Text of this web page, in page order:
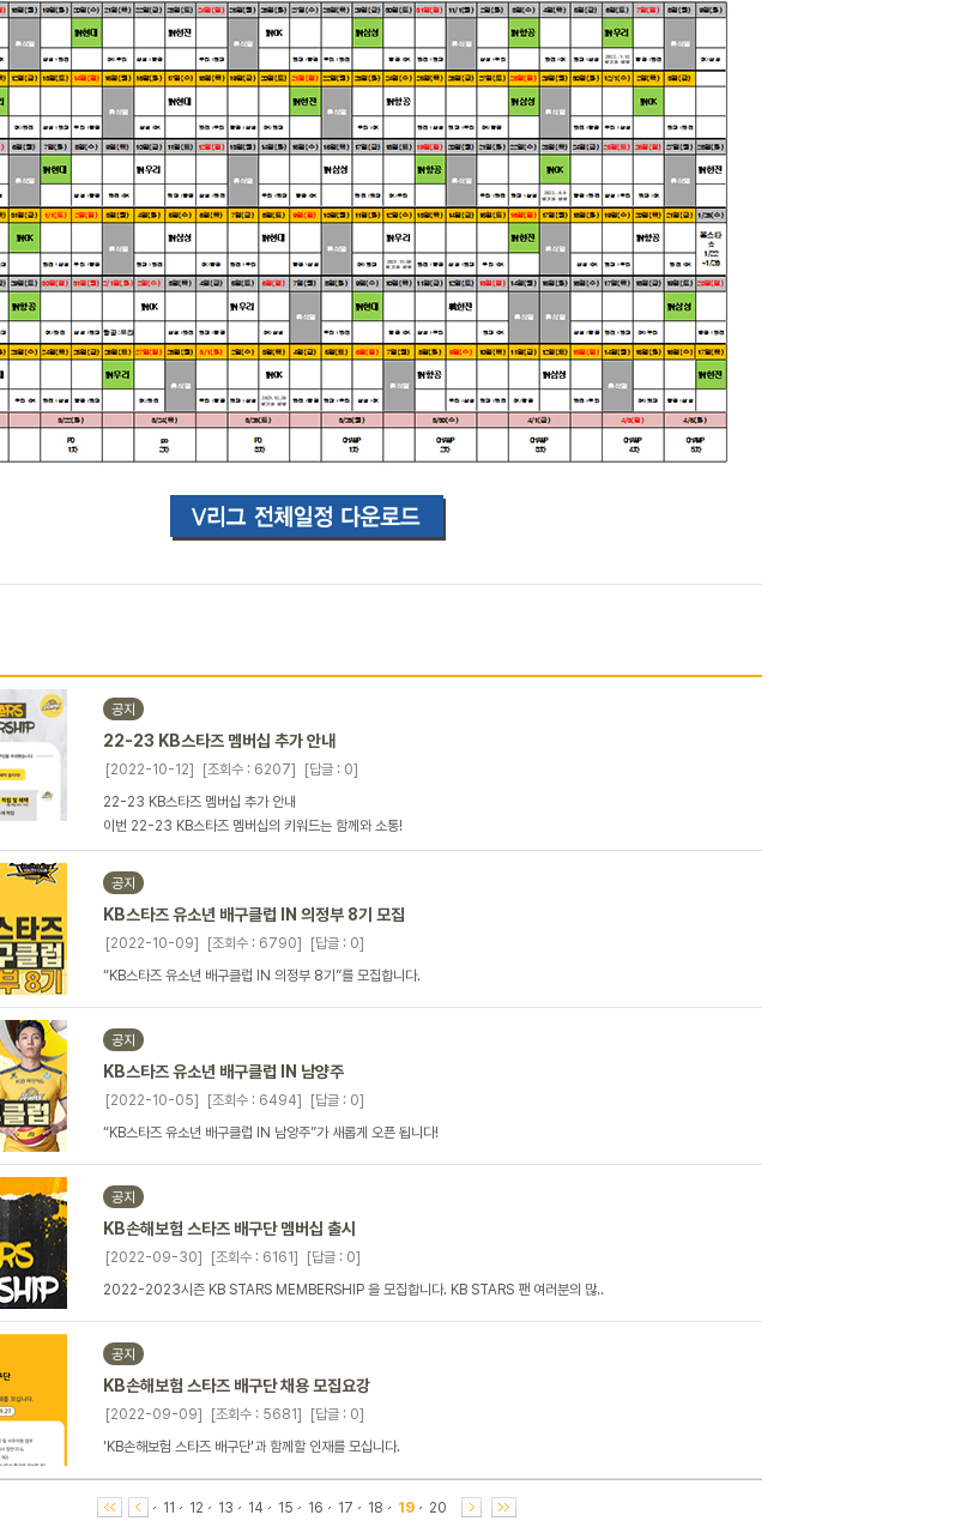
공지
22-23 KB스타즈 멤버십 추가 안내
[2022-10-12] [조회수 : 6207]
[답글 : 0]
22-23 KB스타즈 멤버십 추가 안내
이번 22-23 KB스타즈 멤버십의 키워드는 함께와 소통!
공지
KB스타즈 유소년 배구클럽 IN 의정부 8기 모집
[2022-10-09] [조회수 : 6790]
[답글 : 0]
“KB스타즈 유소년 배구클럽 IN 의정부 8기”를 모집합니다.
공지
KB스타즈 유소년 배구클럽 IN 남양주
[2022-10-05] [조회수 : 6494]
[답글 : 0]
“KB스타즈 유소년 배구클럽 IN 남양주”가 새롭게 오픈 됩니다!
공지
KB손해보험 스타즈 배구단 멤버십 출시
[2022-09-30] [조회수 : 6161]
[답글 : 0]
2022-2023시즌 KB STARS MEMBERSHIP 을 모집합니다. KB STARS 팬 여러분의 많..
공지
KB손해보험 스타즈 배구단 채용 모집요강
[2022-09-09] [조회수 : 5681]
[답글 : 0]
'KB손해보험 스타즈 배구단'과 함께할 인재를 모십니다.
11 12 13 14 15 16 17 18 19 20